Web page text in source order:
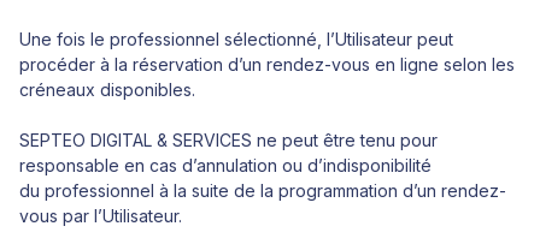
Une fois le professionnel sélectionné, l’Utilisateur peut
procéder à la réservation d’un rendez-vous en ligne selon les
créneaux disponibles.
SEPTEO DIGITAL & SERVICES ne peut être tenu pour
responsable en cas d’annulation ou d’indisponibilité
du professionnel à la suite de la programmation d’un rendez-
vous par l’Utilisateur.